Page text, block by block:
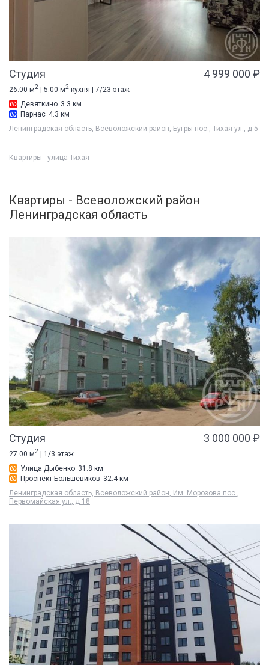
Студия 4 999 000 ₽
26.00 м2 | 5.00 м2 кухня | 7/23 этаж
Девяткино 3.3 км
Парнас 4.3 км
Ленинградская область, Всеволожский район, Бугры пос., Тихая ул., д 5
Квартиры - улица Тихая
Квартиры - Всеволожский район
Ленинградская область
Студия 3 000 000 ₽
27.00 м2 | 1/3 этаж
Улица Дыбенко 31.8 км
Проспект Большевиков 32.4 км
Ленинградская область, Всеволожский район, Им. Морозова пос.,
Первомайская ул., д 18